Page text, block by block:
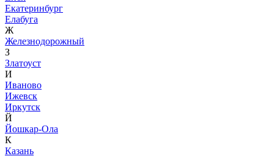
Екатеринбург
Елабуга
Ж
Железнодорожный
З
Златоуст
И
Иваново
Ижевск
Иркутск
Й
Йошкар-Ола
К
Казань